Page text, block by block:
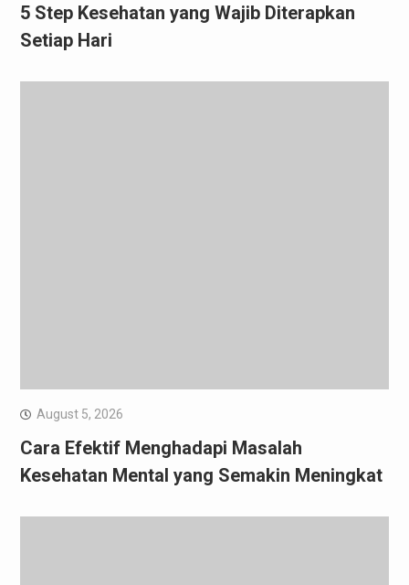
5 Step Kesehatan yang Wajib Diterapkan
Setiap Hari
August 5, 2026
Cara Efektif Menghadapi Masalah
Kesehatan Mental yang Semakin Meningkat